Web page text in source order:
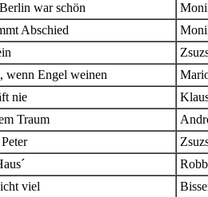
war schön
Abschied
wenn Engel weinen
nie
Traum
viel